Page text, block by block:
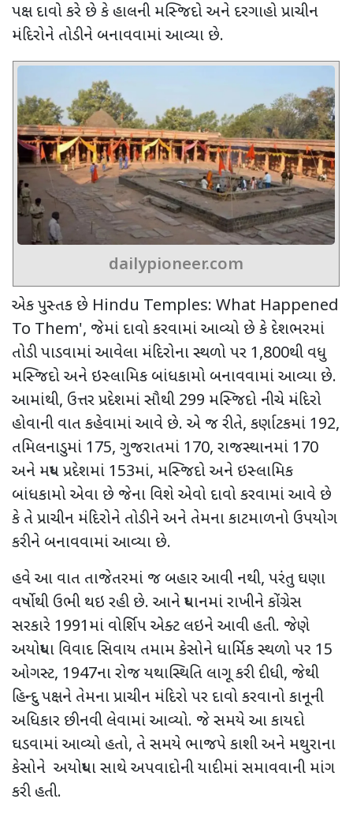
પક્ષ દાવો કરે છે કે હાલની મસ્જિદો અને દરગાહો પ્રાચીન
મંદિરોને તોડીને બનાવવામાં આવ્યા છે.
dailypioneer.com
એક પુસ્તક છે Hindu Temples: What Happened
To Them', જેમાં દાવો કરવામાં આવ્યો છે કે દેશભરમાં
તોડી પાડવામાં આવેલા મંદિરોના સ્થળો પર 1,800થી વધુ
મસ્જિદો અને ઇસ્લામિક બાંધકામો બનાવવામાં આવ્યા છે.
આમાંથી, ઉત્તર પ્રદેશમાં સૌથી 299 મસ્જિદો નીચે મંદિરો
હોવાની વાત કહેવામાં આવે છે. એ જ રીતે, કર્ણાટકમાં 192,
તમિલનાડુમાં 175, ગુજરાતમાં 170, રાજસ્થાનમાં 170
અને મધ્ય પ્રદેશમાં 153માં, મસ્જિદો અને ઇસ્લામિક
બાંધકામો એવા છે જેના વિશે એવો દાવો કરવામાં આવે છે
કે તે પ્રાચીન મંદિરોને તોડીને અને તેમના કાટમાળનો ઉપયોગ
કરીને બનાવવામાં આવ્યા છે.
હવે આ વાત તાજેતરમાં જ બહાર આવી નથી, પરંતુ ઘણા
વર્ષોથી ઉભી થઇ રહી છે. આને ધ્યાનમાં રાખીનેકોંગ્રેસ
સરકારે 1991માં વોર્શિપ એક્ટ લઇને આવી હતી. જેણે
અયોધ્યા વિવાદ સિવાય તમામ કેસોને ધાર્મિક સ્થળો પર 15
ઓગસ્ટ, 1947ના રોજ યથાસ્થિતિ લાગૂ કરી દીધી, જેથી
હિન્દુ પક્ષને તેમના પ્રાચીન મંદિરો પર દાવો કરવાનો કાનૂની
અધિકાર છીનવી લેવામાં આવ્યો. જે સમયે આ કાયદો
ઘડવામાં આવ્યો હતો, તે સમયે ભાજપે કાશી અને મથુરાના
કેસોને અયોધ્યા સાથે અપવાદોની યાદીમાં સમાવવાની માંગ
કરી હતી.